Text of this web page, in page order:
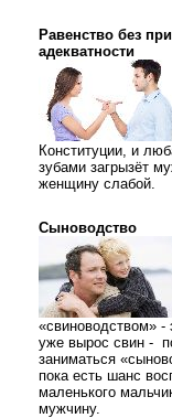
Равенство без
адекватности
Конституции, и
зубами загрызёт
женщину слабой.
Сыноводство
«свиноводством» -
уже вырос свин -
заниматься
пока есть шанс
маленького
мужчину.